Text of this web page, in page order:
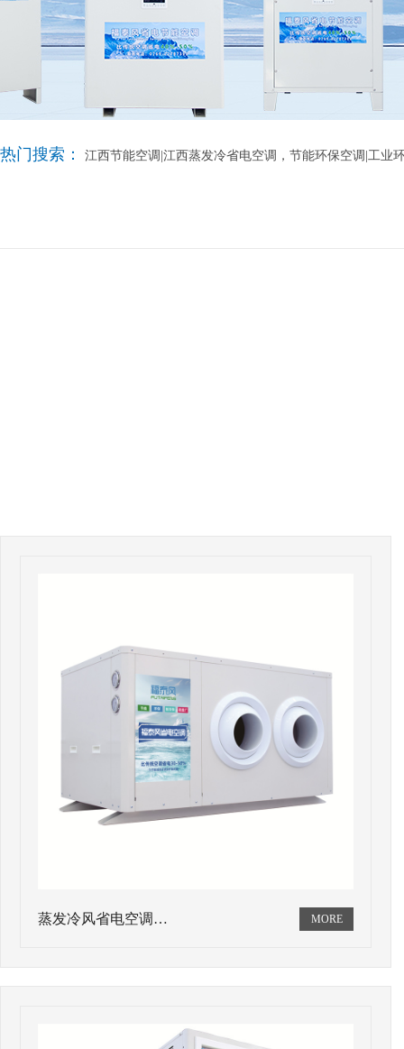
热门搜索： 江西节能空调|江西蒸发冷省电空调，节能环保空调|工业
蒸发冷风省电空调…